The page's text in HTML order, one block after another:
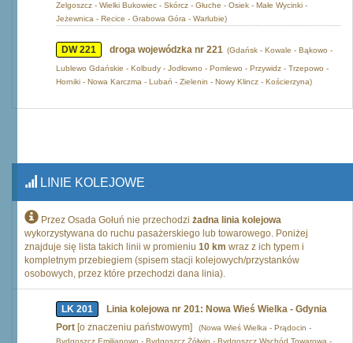
Zelgoszcz - Wielki Bukowiec - Skórcz - Głuche - Osiek - Małe Wycinki -
Jeżewnica - Recice - Grabowa Góra - Warlubie)
DW 221 droga wojewódzka nr 221 (Gdańsk - Kowale - Bąkowo -
Lublewo Gdańskie - Kolbudy - Jodłowno - Pomlewo - Przywidz - Trzepowo -
Horniki - Nowa Karczma - Lubań - Zielenin - Nowy Klincz - Kościerzyna)
LINIE KOLEJOWE
Przez Osada Gołuń nie przechodzi żadna linia kolejowa
wykorzystywana do ruchu pasażerskiego lub towarowego. Poniżej
znajduje się lista takich linii w promieniu 10 km wraz z ich typem i
kompletnym przebiegiem (spisem stacji kolejowych/przystanków
osobowych, przez które przechodzi dana linia).
LK 201
Linia kolejowa nr 201: Nowa Wieś Wielka - Gdynia
Port [o znaczeniu państwowym]
(Nowa Wieś Wielka - Prądocin -
Bydgoszcz Emilianowo - Bydgoszcz Żółwin - Bydgoszcz Wschód Towarowa -